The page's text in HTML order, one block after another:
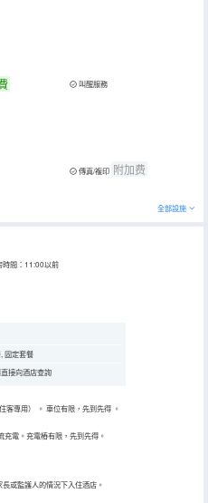
叫醒服務
傳真/複印 附加费
全部設施
間：11:00以前
固定套餐
接向酒店查詢
客專用） 。 車位有限，先到先得 。
充電。充電樁有限，先到先得。
或監護人的情況下入住酒店。